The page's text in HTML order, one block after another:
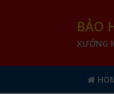
BẢO
XƯỞNG